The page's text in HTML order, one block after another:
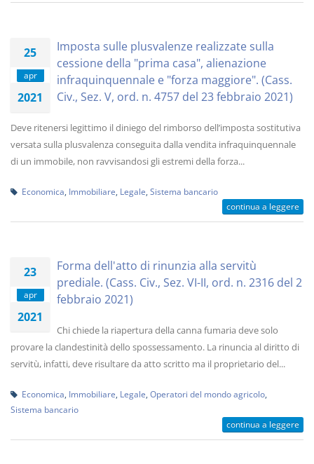
25
apr
2021
Imposta sulle plusvalenze realizzate sulla
cessione della "prima casa", alienazione
infraquinquennale e "forza maggiore". (Cass.
Civ., Sez. V, ord. n. 4757 del 23 febbraio 2021)
Deve ritenersi legittimo il diniego del rimborso dell’imposta sostitutiva
versata sulla plusvalenza conseguita dalla vendita infraquinquennale
di un immobile, non ravvisandosi gli estremi della forza...
Economica Immobiliare Legale Sistema bancario
continua a leggere
23
apr
2021
Forma dell'atto di rinunzia alla servitù
prediale. (Cass. Civ., Sez. VI-II, ord. n. 2316 del 2
febbraio 2021)
Chi chiede la riapertura della canna fumaria deve solo
provare la clandestinità dello spossessamento. La rinuncia al diritto di
servitù, infatti, deve risultare da atto scritto ma il proprietario del...
Economica Immobiliare Legale Operatori del mondo agricolo
Sistema bancario
continua a leggere